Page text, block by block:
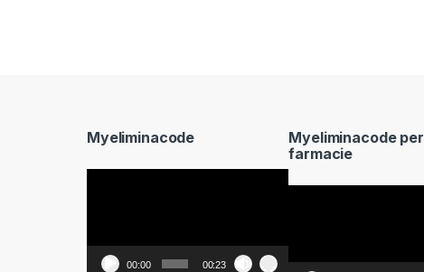
Myeliminacode
00:00 00:23
Myeliminacode per
farmacie